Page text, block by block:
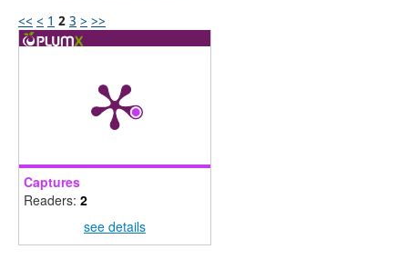
<< < 1 2 3 > >>
Captures
Readers: 2
see details